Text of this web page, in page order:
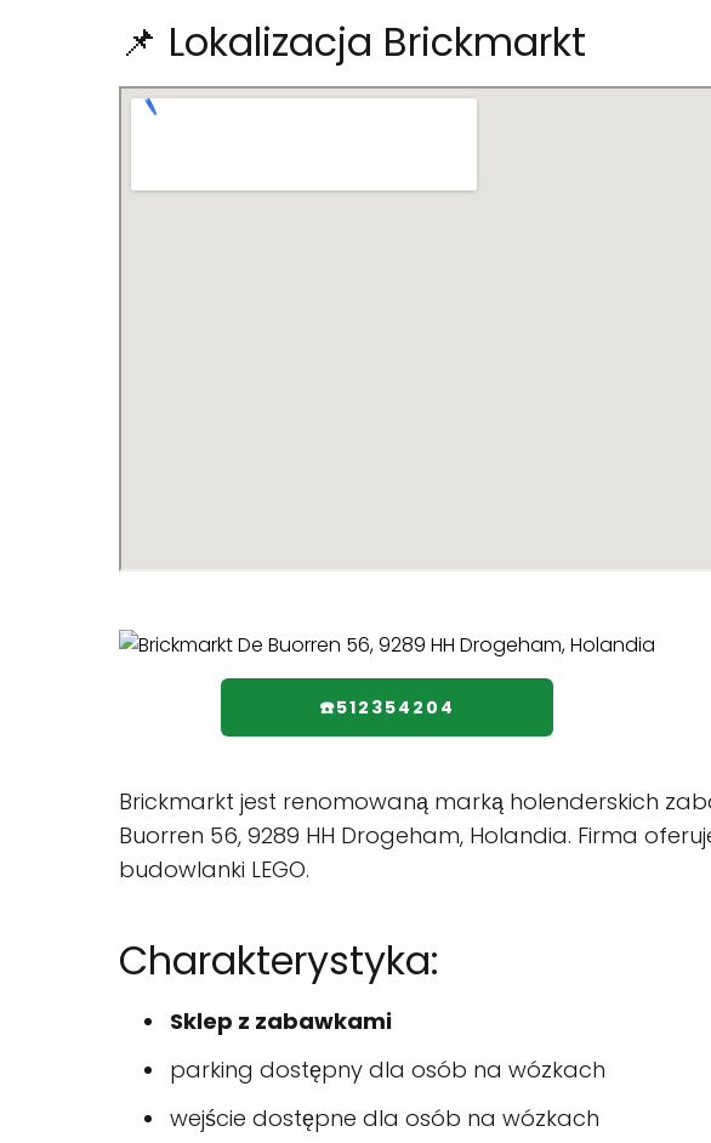
📌 Lokalizacja Brickmarkt
☎️512354204
Brickmarkt jest renomowaną marką holenderskich
Buorren 56, 9289 HH Drogeham, Holandia. Firma
budowlanki LEGO.
Charakterystyka:
Sklep z zabawkami
parking dostępny dla osób na wózkach
wejście dostępne dla osób na wózkach